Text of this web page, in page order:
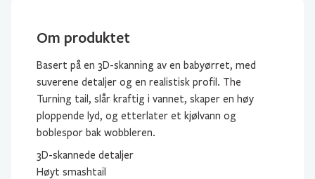
Om produktet
Basert på en 3D-skanning av en babyørret, med
suverene detaljer og en realistisk profil. The
Turning tail, slår kraftig i vannet, skaper en høy
ploppende lyd, og etterlater et kjølvann og
boblespor bak wobbleren.
3D-skannede detaljer
Høyt smashtail